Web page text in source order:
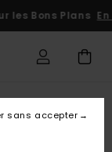
Bons Plans En
sans accepter